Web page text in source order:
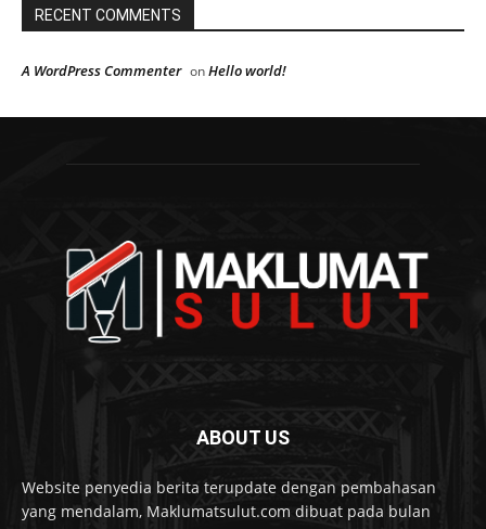
RECENT COMMENTS
A WordPress Commenter onHello world!
ABOUT US
Website penyedia berita terupdate dengan pembahasan
yang mendalam, Maklumatsulut.com dibuat pada bulan